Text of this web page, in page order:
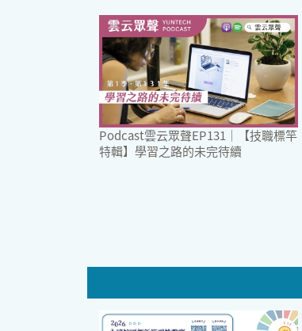
Podcast雲云眾聲EP131｜【技職標竿
特輯】學習之路的未完待續